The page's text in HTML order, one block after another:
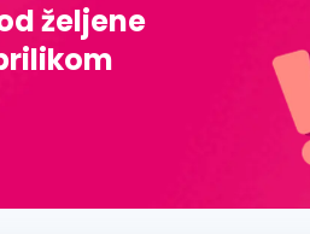
željene